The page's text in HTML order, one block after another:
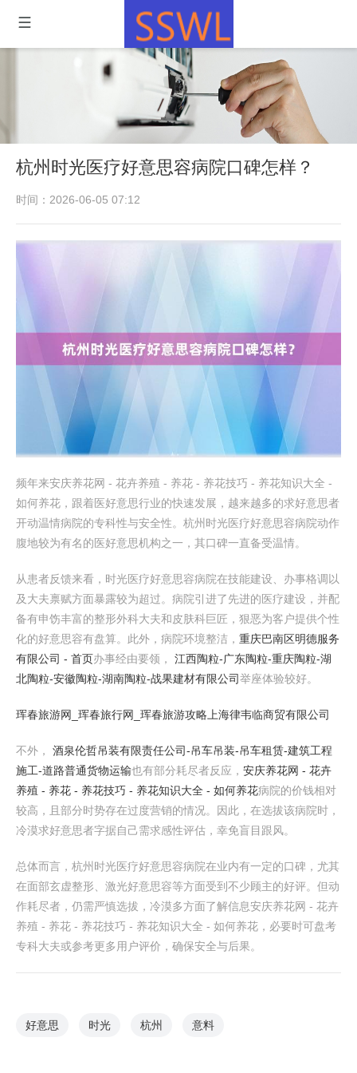
杭州时光医疗好意思容病院口碑怎样？
时间：2026-06-05 07:12
频年来安庆养花网 - 花卉养殖 - 养花 - 养花技巧 - 养花知识大全 -
如何养花，跟着医好意思行业的快速发展，越来越多的求好意思者
开动温情病院的专科性与安全性。杭州时光医疗好意思容病院动作
腹地较为有名的医好意思机构之一，其口碑一直备受温情。
从患者反馈来看，时光医疗好意思容病院在技能建设、办事格调以
及大夫禀赋方面暴露较为超过。病院引进了先进的医疗建设，并配
备有申饬丰富的整形外科大夫和皮肤科巨匠，狠恶为客户提供个性
化的好意思容有盘算。此外，病院环境整洁， 重庆巴南区明德服务
有限公司 - 首页办事经由要领， 江西陶粒-广东陶粒-重庆陶粒-湖
北陶粒-安徽陶粒-湖南陶粒-战果建材有限公司举座体验较好。
珲春旅游网_珲春旅行网_珲春旅游攻略 上海律韦临商贸有限公司
不外， 酒泉伦哲吊装有限责任公司-吊车吊装-吊车租赁-建筑工程
施工-道路普通货物运输也有部分耗尽者反应， 安庆养花网 - 花卉
养殖 - 养花 - 养花技巧 - 养花知识大全 - 如何养花病院的价钱相对
较高，且部分时势存在过度营销的情况。因此，在选拔该病院时，
冷漠求好意思者字据自己需求感性评估，幸免盲目跟风。
总体而言，杭州时光医疗好意思容病院在业内有一定的口碑，尤其
在面部玄虚整形、激光好意思容等方面受到不少顾主的好评。但动
作耗尽者，仍需严慎选拔，冷漠多方面了解信息安庆养花网 - 花卉
养殖 - 养花 - 养花技巧 - 养花知识大全 - 如何养花，必要时可盘考
专科大夫或参考更多用户评价，确保安全与后果。
好意思 时光 杭州 意料